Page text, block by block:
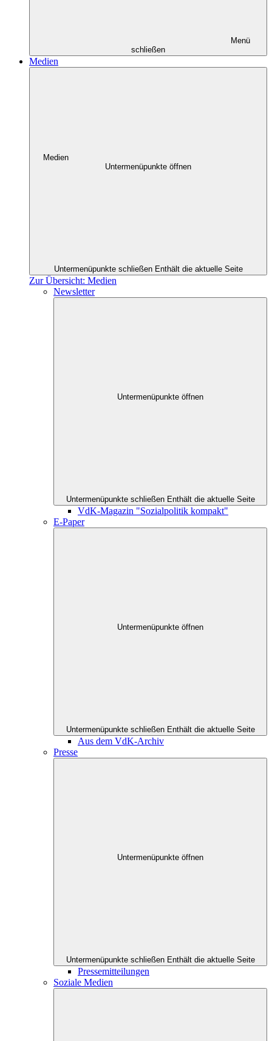
Menü
schließen
Medien
Medien
Untermenüpunkte öffnen
Untermenüpunkte schließen Enthält die aktuelle Seite
Zur Übersicht: Medien
Newsletter
Untermenüpunkte öffnen
Untermenüpunkte schließen Enthält die aktuelle Seite
VdK-Magazin "Sozialpolitik kompakt"
E-Paper
Untermenüpunkte öffnen
Untermenüpunkte schließen Enthält die aktuelle Seite
Aus dem VdK-Archiv
Presse
Untermenüpunkte öffnen
Untermenüpunkte schließen Enthält die aktuelle Seite
Pressemitteilungen
Soziale Medien